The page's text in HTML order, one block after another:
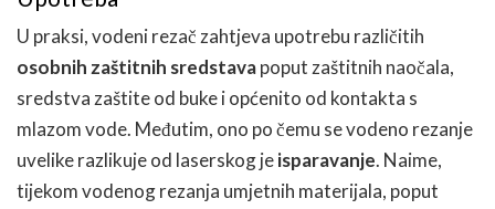
U praksi, vodeni rezač zahtjeva upotrebu različitih
osobnih zaštitnih sredstavapoput zaštitnih naočala,
sredstva zaštite od buke i općenito od kontakta s
mlazom vode. Međutim, ono po čemu se vodeno rezanje
uvelike razlikuje od laserskog jeisparavanje. Naime,
tijekom vodenog rezanja umjetnih materijala, poput